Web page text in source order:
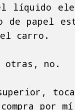
líquido
de papel
el carro.
otras, no.
por